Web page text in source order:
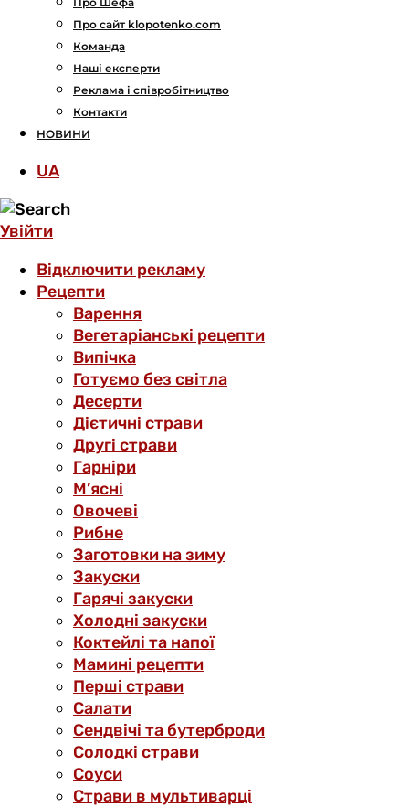
Про сайт klopotenko.com
Команда
Наші експерти
Реклама і співробітництво
Контакти
НОВИНИ
UA
Увійти
Відключити рекламу
Рецепти
Варення
Вегетаріанські рецепти
Випічка
Готуємо без світла
Десерти
Дієтичні страви
Другі страви
Гарніри
М’ясні
Овочеві
Рибне
Заготовки на зиму
Закуски
Гарячі закуски
Холодні закуски
Коктейлі та напої
Мамині рецепти
Перші страви
Салати
Сендвічі та бутерброди
Солодкі страви
Соуси
Страви в мультиварці